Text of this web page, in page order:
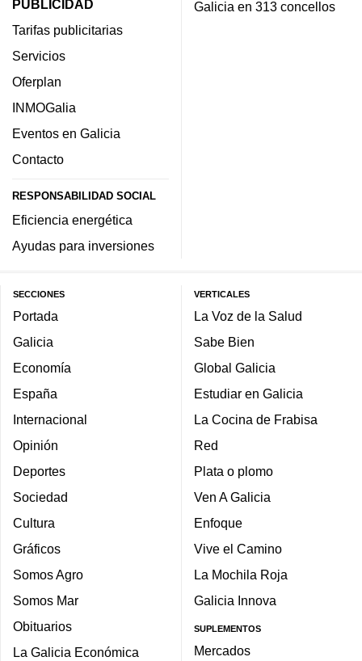
PUBLICIDAD
Tarifas publicitarias
Servicios
Oferplan
INMOGalia
Eventos en Galicia
Contacto
RESPONSABILIDAD SOCIAL
Eficiencia energética
Ayudas para inversiones
Galicia en 313 concellos
SECCIONES
Portada
Galicia
Economía
España
Internacional
Opinión
Deportes
Sociedad
Cultura
Gráficos
Somos Agro
Somos Mar
Obituarios
La Galicia Económica
VERTICALES
La Voz de la Salud
Sabe Bien
Global Galicia
Estudiar en Galicia
La Cocina de Frabisa
Red
Plata o plomo
Ven A Galicia
Enfoque
Vive el Camino
La Mochila Roja
Galicia Innova
SUPLEMENTOS
Mercados